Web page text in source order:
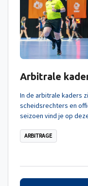
Arbitrale
In de arbitrale kaders
scheidsrechters en
seizoen vind je op
ARBITRAGE